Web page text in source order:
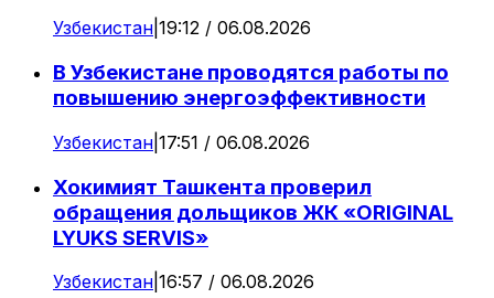
Узбекистан 19:12 / 06.08.2026
В Узбекистане проводятся работы по
повышению энергоэффективности
Узбекистан 17:51 / 06.08.2026
Хокимият Ташкента проверил
обращения дольщиков ЖК «ORIGINAL
LYUKS SERVIS»
Узбекистан 16:57 / 06.08.2026